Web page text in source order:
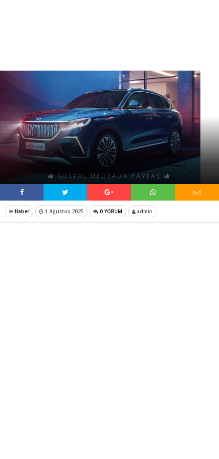
SOSYAL MEDYADA PAYLAŞ
Haber 1 Ağustos 2025 0 YORUM admin